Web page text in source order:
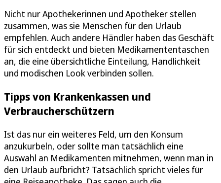
Nicht nur Apothekerinnen und Apotheker stellen
zusammen, was sie Menschen für den Urlaub
empfehlen. Auch andere Händler haben das Geschäft
für sich entdeckt und bieten Medikamententaschen
an, die eine übersichtliche Einteilung, Handlichkeit
und modischen Look verbinden sollen.
Tipps von Krankenkassen und
Verbraucherschützern
Ist das nur ein weiteres Feld, um den Konsum
anzukurbeln, oder sollte man tatsächlich eine
Auswahl an Medikamenten mitnehmen, wenn man in
den Urlaub aufbricht? Tatsächlich spricht vieles für